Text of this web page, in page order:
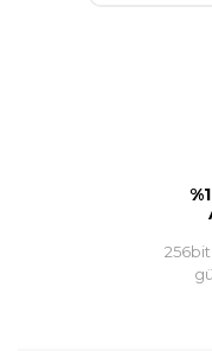
256bit